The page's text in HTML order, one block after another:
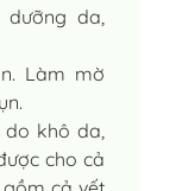
da,
Làm mờ
khô da,
cho cả